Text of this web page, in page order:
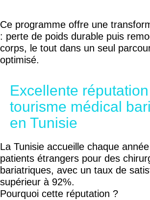
Ce programme offre une
: perte de poids durable puis
corps, le tout dans un seul
optimisé.
Excellente
tourisme médical
en Tunisie
La Tunisie accueille chaque
patients étrangers pour des
bariatriques, avec un taux de
supérieur à 92%.
Pourquoi cette réputation ?